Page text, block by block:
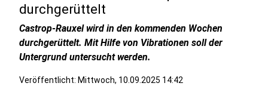
durchgerüttelt
Castrop-Rauxel wird in den kommenden Wochen
durchgerüttelt. Mit Hilfe von Vibrationen soll der
Untergrund untersucht werden.
Veröffentlicht: Mittwoch, 10.09.2025 14:42